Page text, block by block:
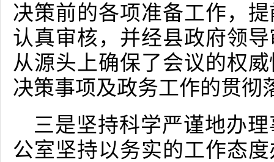
决策前的各项准备工作，
认真审核，并经县政府领
从源头上确保了会议的权
决策事项及政务工作的贯彻
三是坚持科学严谨地办
公室坚持以务实的工作态